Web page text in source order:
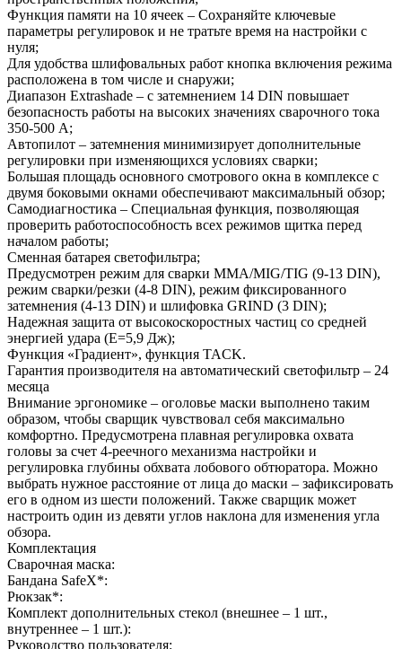
Функция памяти на 10 ячеек – Сохраняйте ключевые
параметры регулировок и не тратьте время на настройки с
нуля;
Для удобства шлифовальных работ кнопка включения режима
расположена в том числе и снаружи;
Диапазон Extrashade – c затемнением 14 DIN повышает
безопасность работы на высоких значениях сварочного тока
350-500 А;
Автопилот – затемнения минимизирует дополнительные
регулировки при изменяющихся условиях сварки;
Большая площадь основного смотрового окна в комплексе с
двумя боковыми окнами обеспечивают максимальный обзор;
Самодиагностика – Специальная функция, позволяющая
проверить работоспособность всех режимов щитка перед
началом работы;
Сменная батарея светофильтра;
Предусмотрен режим для сварки ММА/MIG/TIG (9-13 DIN),
режим сварки/резки (4-8 DIN), режим фиксированного
затемнения (4-13 DIN) и шлифовка GRIND (3 DIN);
Надежная защита от высокоскоростных частиц со средней
энергией удара (Е=5,9 Дж);
Функция «Градиент», функция TACK.
Гарантия производителя на автоматический светофильтр – 24
месяца
Внимание эргономике – оголовье маски выполнено таким
образом, чтобы сварщик чувствовал себя максимально
комфортно. Предусмотрена плавная регулировка охвата
головы за счет 4-реечного механизма настройки и
регулировка глубины обхвата лобового обтюратора. Можно
выбрать нужное расстояние от лица до маски – зафиксировать
его в одном из шести положений. Также сварщик может
настроить один из девяти углов наклона для изменения угла
обзора.
Комплектация
Сварочная маска:
Бандана SafeX*:
Рюкзак*:
Комплект дополнительных стекол (внешнее – 1 шт.,
внутреннее – 1 шт.):
Руководство пользователя: